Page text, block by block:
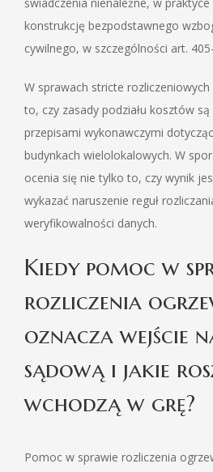
świadczenia nienależne, w
konstrukcję bezpodstawnego
cywilnego, w szczególności art.
W sprawach stricte
to, czy zasady podziału kosztów
przepisami wykonawczymi
budynkach wielolokalowych. W
ocenia się nie tylko to, czy wynik
wykazać naruszenie reguł
weryfikowalności danych.
Kiedy pomoc w
rozliczenia
oznacza wejście
sądową i jakie
wchodzą w grę?
Pomoc w sprawie rozliczenia